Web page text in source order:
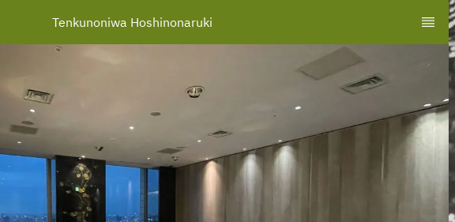
Tenkunoniwa Hoshinonaruki